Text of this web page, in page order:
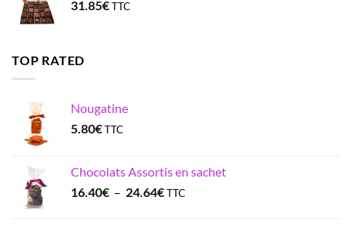
31.85€TTC
TOP RATED
Nougatine
5.80€TTC
Chocolats Assortis en sachet
16.40€ – 24.64€Plage
TTC